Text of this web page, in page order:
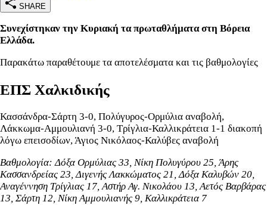
SHARE
Συνεχίστηκαν την Κυριακή τα πρωταθλήματα στη Βόρεια
Ελλάδα.
Παρακάτω παραθέτουμε τα αποτελέσματα και τις βαθμολογίες
ΕΠΣ Χαλκιδικής
Κασσάνδρα-Σάρτη 3-0, Πολύγυρος-Ορμύλια αναβολή,
Λάκκωμα-Αμμουλιανή 3-0, Τρίγλια-Καλλικράτεια 1-1 διακοπή
λόγω επεισοδίων, Άγιος Νικόλαος-Καλύβες αναβολή
Βαθμολογία: Δόξα Ορμύλιας 33, Nίκη Πολυγύρου 25, Άρης
Κασσανδρείας 23, Διγενής Λακκώματος 21, Δόξα Καλυβών 20,
Αναγέννηση Τρίγλιας 17, Αστήρ Αγ. Νικολάου 13, Αετός Βαρβάρας
13, Σάρτη 12, Νίκη Αμμουλιανής 9, Καλλικράτεια 7